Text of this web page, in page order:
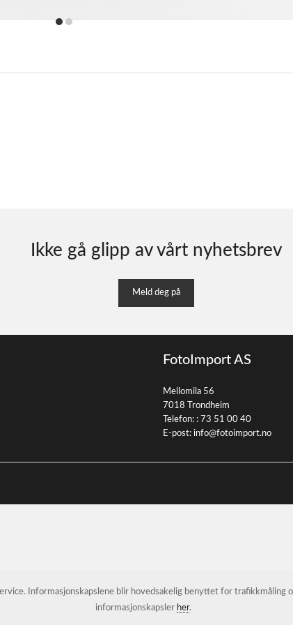
itemitem
Ikke gå glipp av vårt nyhetsbrev
Meld deg på
FotoImport AS
Mellomila 56
7018 Trondheim
Telefon: : 73 51 00 40
E-post: info@fotoimport.no
Informasjonskapslene blir hovedsakelig benyttet for trafikkmåling
informasjonskapsler her.